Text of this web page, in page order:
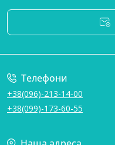
Телефони
+38(096)-213-14-00
+38(099)-173-60-55